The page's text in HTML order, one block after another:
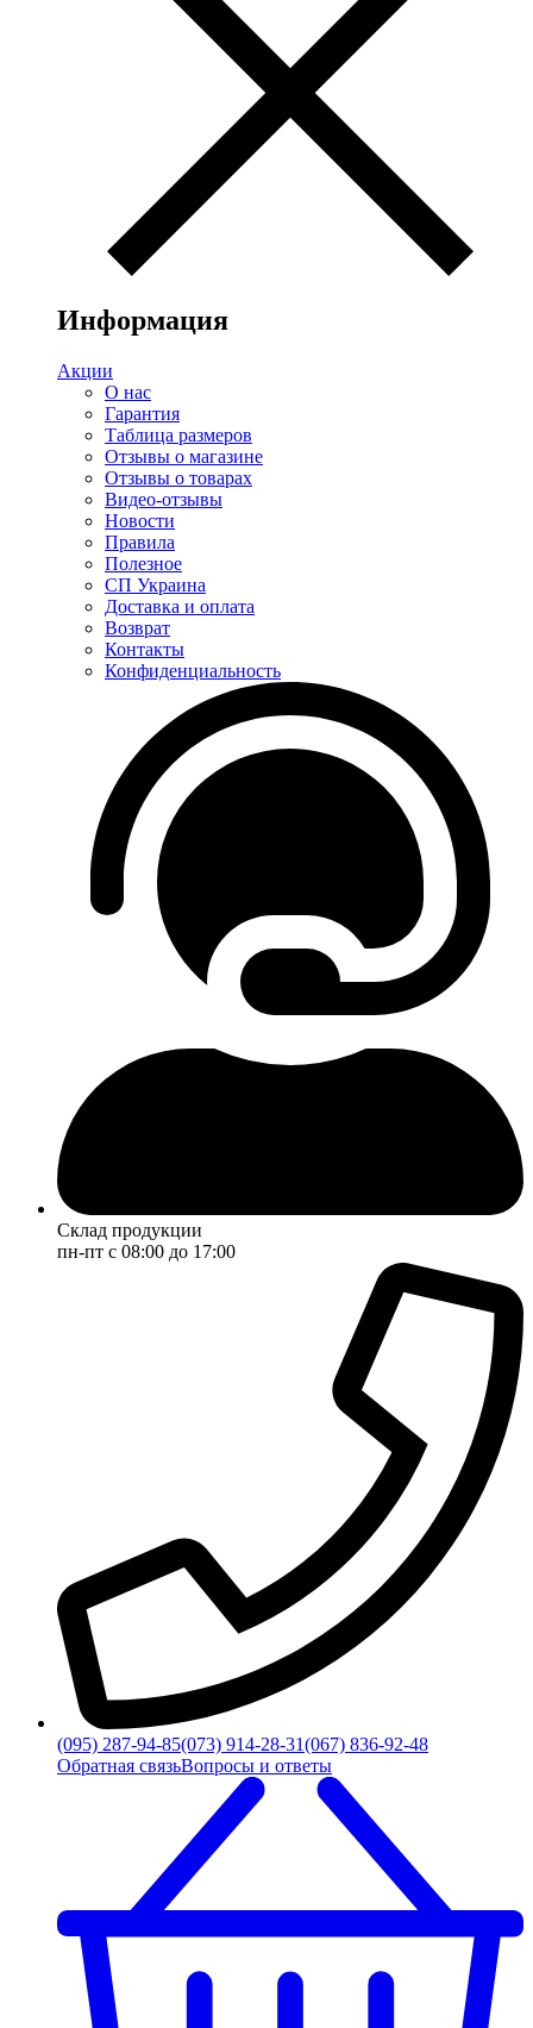
Информация
Акции
О нас
Гарантия
Таблица размеров
Отзывы о магазине
Отзывы о товарах
Видео-отзывы
Новости
Правила
Полезное
СП Украина
Доставка и оплата
Возврат
Контакты
Конфиденциальность
Склад продукции
пн-пт с 08:00 до 17:00
(095) 287-94-85(073) 914-28-31(067) 836-92-48
Обратная связьВопросы и ответы